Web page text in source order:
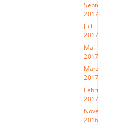
September
2017
Juli
2017
Mai
2017
März
2017
Februar
2017
November
2016